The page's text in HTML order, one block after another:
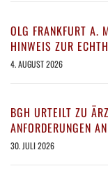
OLG FRANKFURT A.
HINWEIS ZUR
4. AUGUST 2026
BGH URTEILT ZU
ANFORDERUNGEN
30. JULI 2026